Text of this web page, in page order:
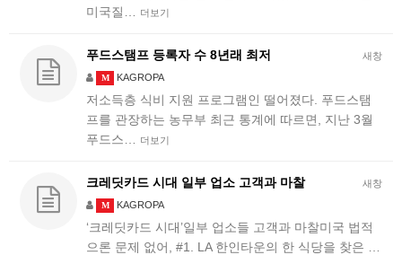
미국질…
더보기
새창
푸드스탬프 등록자 수 8년래 최저
M KAGROPA
저소득층 식비 지원 프로그램인 떨어졌다. 푸드스탬
프를 관장하는 농무부 최근 통계에 따르면, 지난 3월
푸드스…
더보기
새창
크레딧카드 시대 일부 업소 고객과 마찰
M KAGROPA
‘크레딧카드 시대’일부 업소들 고객과 마찰미국 법적
으론 문제 없어, #1. LA 한인타운의 한 식당을 찾은 …